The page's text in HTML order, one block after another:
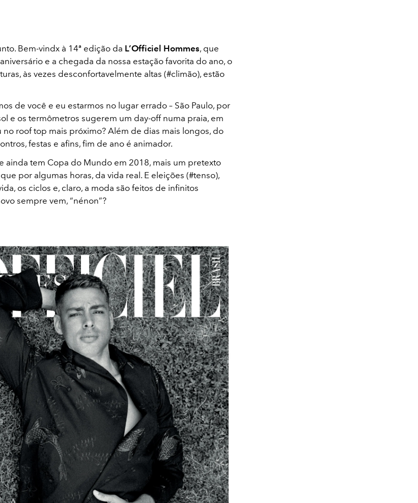
Bem-vindx à 14ª edição da L’Officiel Hommes, que
e a chegada da nossa estação favorita do ano, o
às vezes desconfortavelmente altas (#climão), estão
de você e eu estarmos no lugar errado – São Paulo, por
e os termômetros sugerem um day-off numa praia, em
no roof top mais próximo? Além de dias mais longos, do
festas e afins, fim de ano é animador.
ainda tem Copa do Mundo em 2018, mais um pretexto
por algumas horas, da vida real. E eleições (#tenso),
os ciclos e, claro, a moda são feitos de infinitos
sempre vem, “nénon”?